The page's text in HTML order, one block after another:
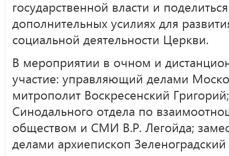
государственной власти и
дополнительных усилиях для
социальной деятельности Церкви.
В мероприятии в очном и
участие: управляющий делами
митрополит Воскресенский
Синодального отдела по
обществом и СМИ В.Р. Легойда;
делами архиепископ